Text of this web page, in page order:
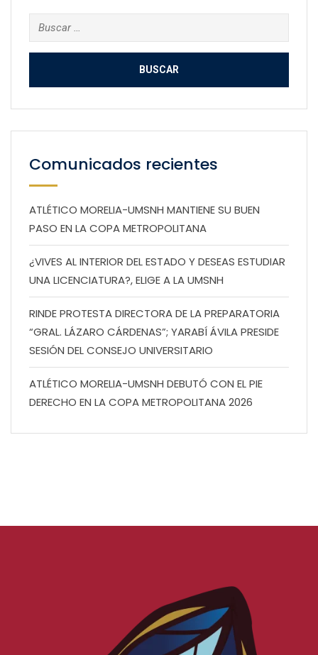
Buscar:
Comunicados recientes
ATLÉTICO MORELIA-UMSNH MANTIENE SU BUEN
PASO EN LA COPA METROPOLITANA
¿VIVES AL INTERIOR DEL ESTADO Y DESEAS ESTUDIAR
UNA LICENCIATURA?, ELIGE A LA UMSNH
RINDE PROTESTA DIRECTORA DE LA PREPARATORIA
“GRAL. LÁZARO CÁRDENAS”; YARABÍ ÁVILA PRESIDE
SESIÓN DEL CONSEJO UNIVERSITARIO
ATLÉTICO MORELIA-UMSNH DEBUTÓ CON EL PIE
DERECHO EN LA COPA METROPOLITANA 2026